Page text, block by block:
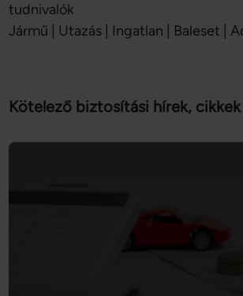
tudnivalók
Jármű | Utazás | Ingatlan | Baleset |
Kötelező biztosítási hírek, cikkek